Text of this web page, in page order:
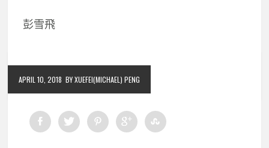
彭雪飛
APRIL 10, 2018 BY XUEFEI(MICHAEL) PENG